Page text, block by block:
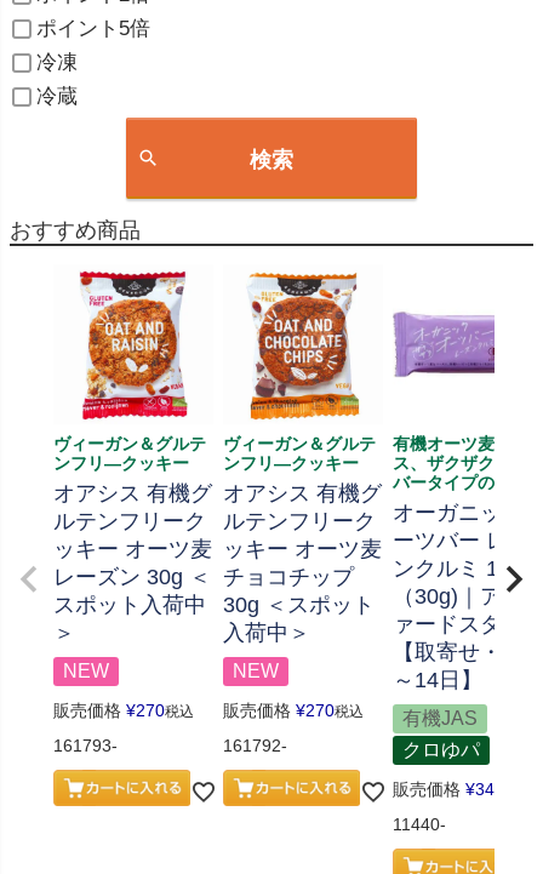
ポイント5倍
冷凍
冷蔵
検索
おすすめ商品
ヴィーガン＆グルテ
ンフリ―クッキー
オアシス 有機グ
ルテンフリーク
ッキー オーツ麦
レーズン 30g ＜
スポット入荷中
＞
NEW
販売価格 ¥270税込
161793-
ヴィーガン＆グルテ
ンフリ―クッキー
オアシス 有機グ
ルテンフリーク
ッキー オーツ麦
チョコチップ
30g ＜スポット
入荷中＞
NEW
販売価格 ¥270税込
161792-
有機オーツ麦ベー
ス、ザクザク食感
バータイプのお菓
オーガニック
ーツバー レー
ンクルミ 1本
（30g)｜アル
ァードスタッ
【取寄せ・要
～14日】
有機JAS
クロゆパ
販売価格 ¥346
11440-